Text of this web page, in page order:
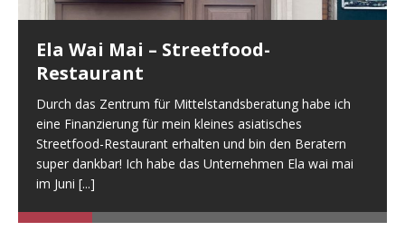
Ela Wai Mai – Streetfood-
Restaurant
Durch das Zentrum für Mittelstandsberatung habe ich
eine Finanzierung für mein kleines asiatisches
Streetfood-Restaurant erhalten und bin den Beratern
super dankbar! Ich habe das Unternehmen Ela wai mai
im Juni [...]